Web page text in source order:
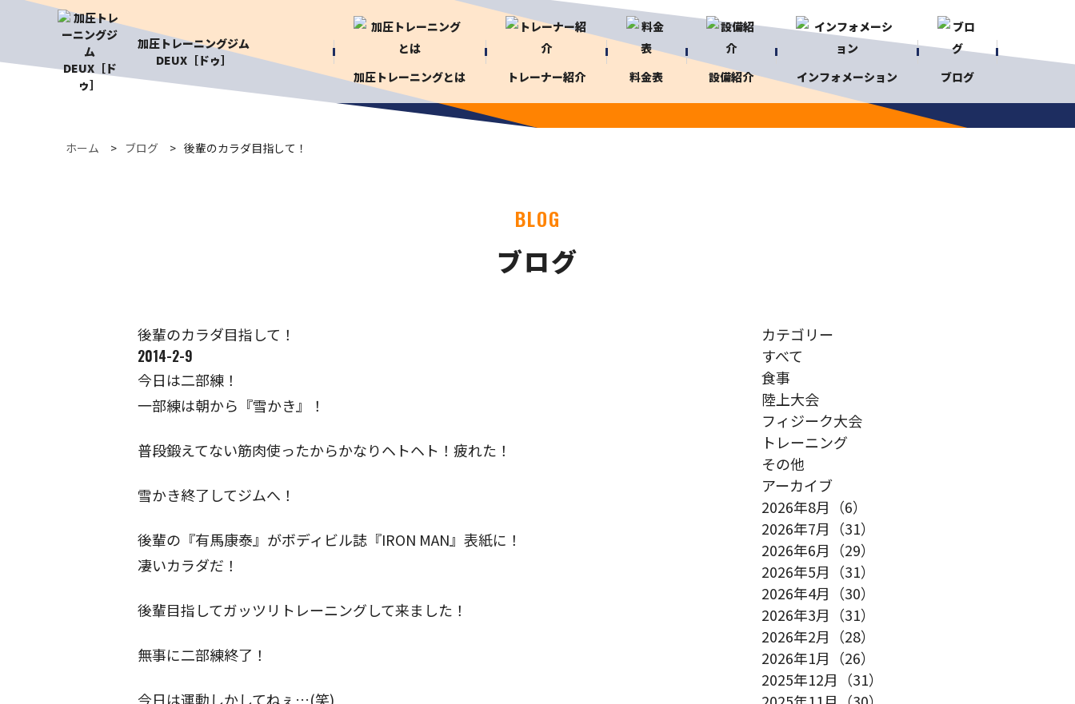
加圧トレーニングジム
DEUX［ドゥ］
加圧トレーニングとは
トレーナー紹介 料金表 設備紹介 インフォメーション ブログ
ホーム ブログ 後輩のカラダ目指して！
BLOG
ブログ
後輩のカラダ目指して！
2014-2-9
今日は二部練！
一部練は朝から『雪かき』！
普段鍛えてない筋肉使ったからかなりヘトヘト！疲れた！
雪かき終了してジムへ！
後輩の『有馬康泰』がボディビル誌『IRON MAN』表紙に！
凄いカラダだ！
後輩目指してガッツリトレーニングして来ました！
無事に二部練終了！
今日は運動しかしてねぇ…(笑)
カテゴリー
すべて
食事
陸上大会
フィジーク大会
トレーニング
その他
アーカイブ
2026年8月（6）
2026年7月（31）
2026年6月（29）
2026年5月（31）
2026年4月（30）
2026年3月（31）
2026年2月（28）
2026年1月（26）
2025年12月（31）